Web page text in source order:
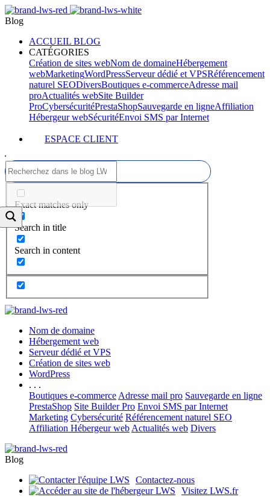
Blog
ACCUEIL BLOG
CATÉGORIES
Création de sites webNom de domaineHébergement
webMarketingWordPressServeur dédié et VPSRéférencement
naturel SEODiversBoutiques e-commerceAdresse mail
proActualités webSite Builder
ProCybersécuritéPrestaShopSauvegarde en ligneAffiliation
Hébergeur webSécuritéEnvoi SMS par Internet
ESPACE CLIENT
Exact matches only
Search in title
Search in content
Nom de domaine
Hébergement web
Serveur dédié et VPS
Création de sites web
WordPress
. . .
Boutiques e-commerce Adresse mail pro Sauvegarde en ligne
PrestaShop Site Builder Pro Envoi SMS par Internet
Marketing Cybersécurité Référencement naturel SEO
Affiliation Hébergeur web Actualités web Divers
Blog
Contactez-nous
Visitez LWS.fr